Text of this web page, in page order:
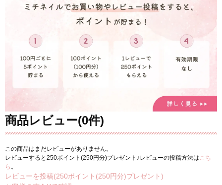
商品レビュー(0件)
この商品はまだレビューがありません。
レビューすると250ポイント(250円分)プレゼント♪レビューの投稿方法は こち
ら 。
レビューを投稿(250ポイント(250円分)プレゼント)